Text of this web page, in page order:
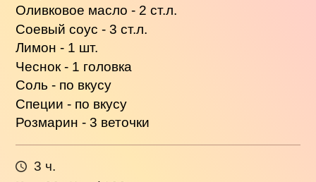
Оливковое масло - 2 ст.л.
Соевый соус - 3 ст.л.
Лимон - 1 шт.
Чеснок - 1 головка
Соль - по вкусу
Специи - по вкусу
Розмарин - 3 веточки
3 ч.